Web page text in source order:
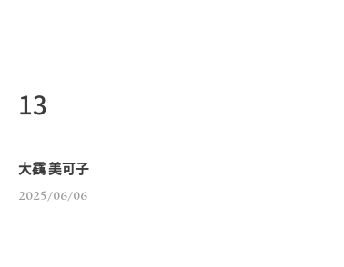
13
大靍 美可子
2025/06/06